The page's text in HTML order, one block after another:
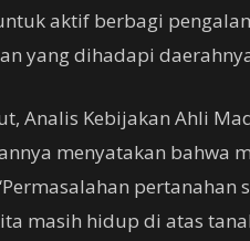
aktif berbagi
yang dihadapi
Analis Kebijakan Ahli
menyatakan bahwa
pertanahan
masih hidup di atas